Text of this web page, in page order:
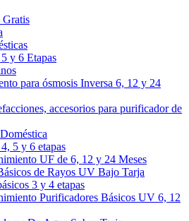
Gratis
y 6 Etapas
para ósmosis Inversa 6, 12 y 24
accesorios para purificador de
5 y 6 etapas
UF de 6, 12 y 24 Meses
de Rayos UV Bajo Tarja
3 y 4 etapas
Purificadores Básicos UV 6, 12